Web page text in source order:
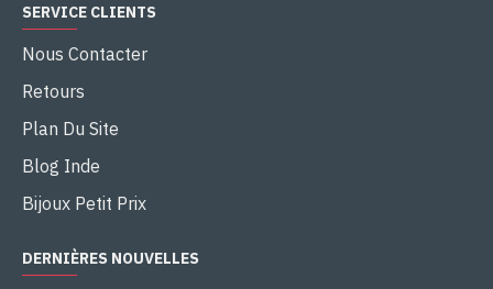
SERVICE CLIENTS
Nous Contacter
Retours
Plan Du Site
Blog Inde
Bijoux Petit Prix
DERNIÈRES NOUVELLES